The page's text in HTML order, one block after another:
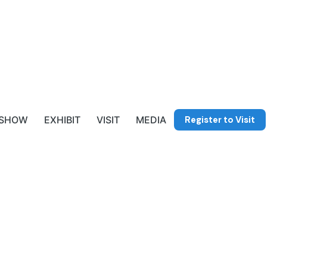
EXHIBIT VISIT MEDIA Register to Visit